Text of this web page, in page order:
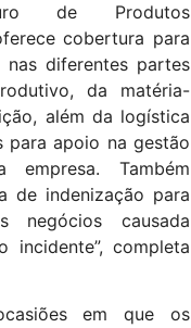
de Produtos
cobertura para
nas diferentes partes
da matéria-
além da logística
para apoio na gestão
empresa. Também
de indenização para
negócios causada
incidente”, completa
em que os